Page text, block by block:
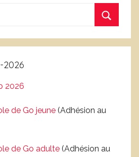
2026
2026
de Go jeune (Adhésion au
de Go adulte (Adhésion au